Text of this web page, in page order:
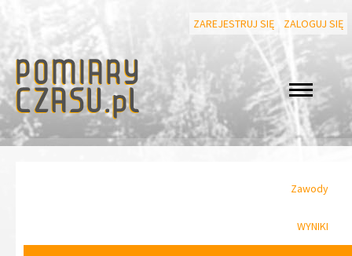
ZAREJESTRUJ SIĘ ZALOGUJ SIĘ
Zawody
WYNIKI